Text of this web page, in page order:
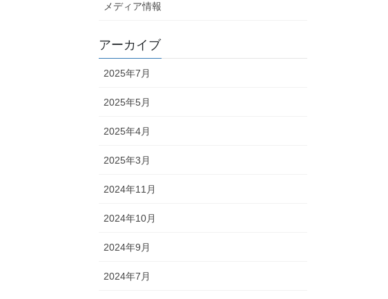
メディア情報
アーカイブ
2025年7月
2025年5月
2025年4月
2025年3月
2024年11月
2024年10月
2024年9月
2024年7月